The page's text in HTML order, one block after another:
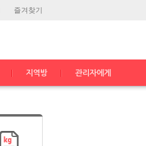
즐겨찾기
지역방 관리자에게